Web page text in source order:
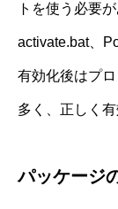
トを使う必要
activate.bat、
有効化後はプ
多く、正しく
パッケージ